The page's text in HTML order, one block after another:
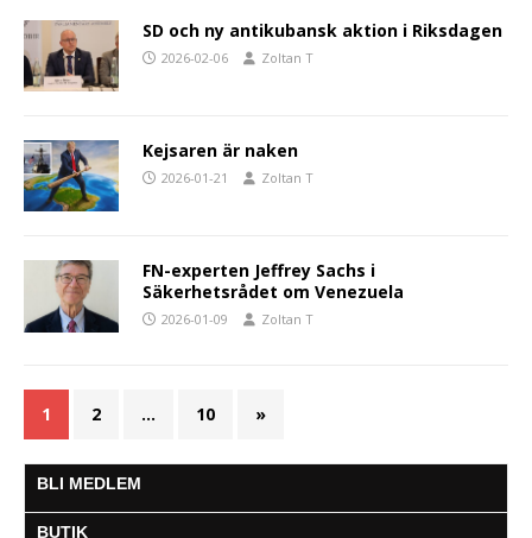
SD och ny antikubansk aktion i Riksdagen
2026-02-06 Zoltan T
Kejsaren är naken
2026-01-21 Zoltan T
FN-experten Jeffrey Sachs i
Säkerhetsrådet om Venezuela
2026-01-09 Zoltan T
1 2 … 10 »
BLI MEDLEM
BUTIK